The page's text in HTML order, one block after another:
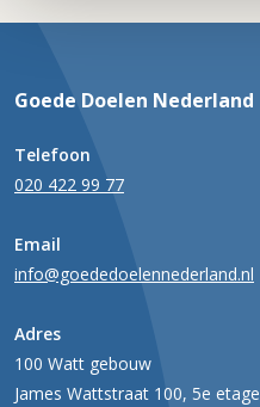
Goede Doelen Nederland
Telefoon
020 422 99 77
Email
info@goededoelennederland.nl
Adres
100 Watt gebouw
James Wattstraat 100, 5e etage